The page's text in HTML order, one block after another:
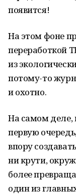
появится!
На этом фоне
переработкой
из
потому-то
и охотно.
На самом деле,
первую
впору
ни крути,
более
один из